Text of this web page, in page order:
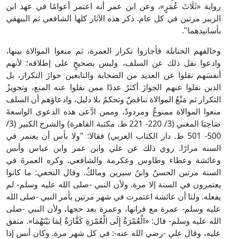
رواية «ثَلَاثَ عُمَرٍ»، وعن ابن عمر أنه اعتمر أعوامًا في عهد ابن
الزبير مرتين في كل عام. ذكر هذه الآثار كلها الشافعي ثم البيهقي
بأسانيدهما".
وخالفهم الحنابلة فأجازوا تكرار العمرة، ثم منعوا الموالاة بينها،
وادعوا نقل ذلك عن السلف، وليس بصحيحٍ على إطلاقه؛ لأنهم
أنفسَهم نقلوا عن العديد من الصحابة والتابعين جوازَ التكرار، بل
الذين نقلوا عنهم الجوازَ أكثرُ عددًا ممن نقلوا عنه المنع، وتجويزُ
التكرار ثم مَنْعُ الموالاة تناقضٌ وتحكمٌ بلا دليل، وادعاؤهم أن السلف
منعوا الموالاة ممنوعٌ ومردودٌ، وممن ادَّعى هذه الدعوى الواسعةَ
صَاحِبَا المغني (3/ 220- 221 ط. مكتبة القاهرة) والشرح الكبير (3/
500- 501 ط. دار الكتاب العربي) فقالا: "ولا بأس أن يعتمر في
السنة مرارًا. روي ذلك عن علي وابن عمر وابن عباس وأنس
وعائشة وعطاء وطاوس وعكرمة والشافعي. وكره العمرةَ في
السنة مرتين الحسنُ وابنُ سيرين ومالكٌ. وقال النخعي: ما كانوا
يعتمرون في السنة إلا مرة. ولأن النبي -صلى الله عليه وسلم- لم
يفعله. ولنا أن عائشة اعتمرت في شهر مرتين بأمر النبي -صلى الله
عليه وسلم- عمرة مع قرانها، وعمرة بعد حجها، ولأن النبي -صلى
الله عليه وسلم- قال: «الْعُمْرَةُ إِلَى الْعُمْرَةِ كَفَّارَةٌ لِمَا بَيْنَهُمَا». متفق
عليه، وقال علي -رضي الله عنه-: في كل شهر مرة. وكان أنس إذا